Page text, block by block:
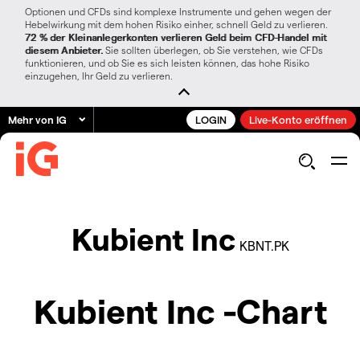
Optionen und CFDs sind komplexe Instrumente und gehen wegen der
Hebelwirkung mit dem hohen Risiko einher, schnell Geld zu verlieren.
72 % der Kleinanlegerkonten verlieren Geld beim CFD-Handel mit
diesem Anbieter. Sie sollten überlegen, ob Sie verstehen, wie CFDs
funktionieren, und ob Sie es sich leisten können, das hohe Risiko
einzugehen, Ihr Geld zu verlieren.
Mehr von IG LOGIN Live-Konto eröffnen
Kubient Inc KBNT.PK
Kubient Inc -Chart